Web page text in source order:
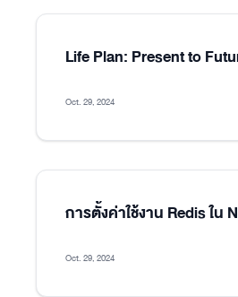
Life Plan: Present to
Oct. 29, 2024
การตั้งค่าใช้งาน Redis ใน
Oct. 29, 2024